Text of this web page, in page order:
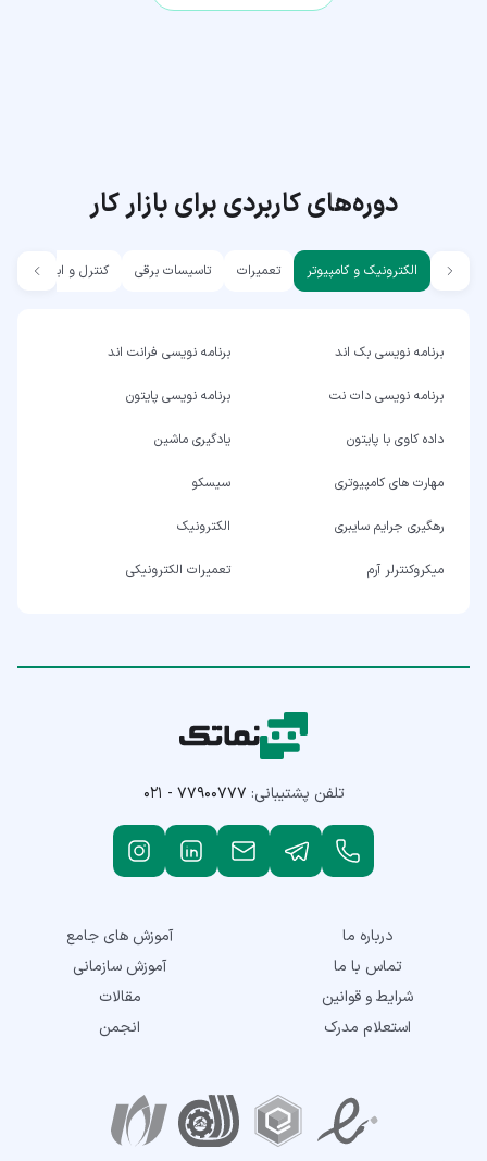
دوره‌های کاربردی برای بازار کار
الکترونیک و کامپیوتر تعمیرات تاسیسات برقی کنترل و ابزار دقیق
برنامه نویسی بک اند برنامه نویسی فرانت اند
برنامه نویسی دات نت برنامه نویسی پایتون
داده کاوی با پایتون یادگیری ماشین
مهارت های کامپیوتری سیسکو
رهگیری جرایم سایبری الکترونیک
میکروکنترلر آرم تعمیرات الکترونیکی
تلفن پشتیبانی: ۰۲۱ - ۷۷۹۰۰۷۷۷
درباره ما
تماس با ما
شرایط و قوانین
استعلام مدرک
آموزش های جامع
آموزش سازمانی
مقالات
انجمن
نمادهای اعتماد